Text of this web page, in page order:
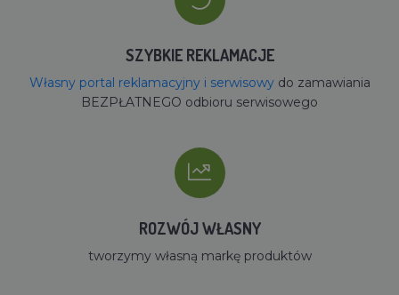
SZYBKIE REKLAMACJE
Własny portal reklamacyjny i serwisowydo zamawiania
BEZPŁATNEGO odbioru serwisowego
ROZWÓJ WŁASNY
tworzymy własną markę produktów